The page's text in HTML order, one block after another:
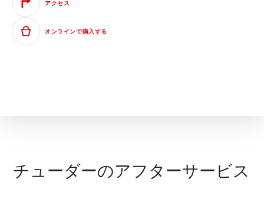
アクセス
オンラインで購入する
チューダーのアフターサービス